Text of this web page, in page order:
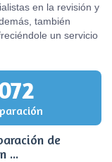
en la revisión y
también
un servicio
de
...